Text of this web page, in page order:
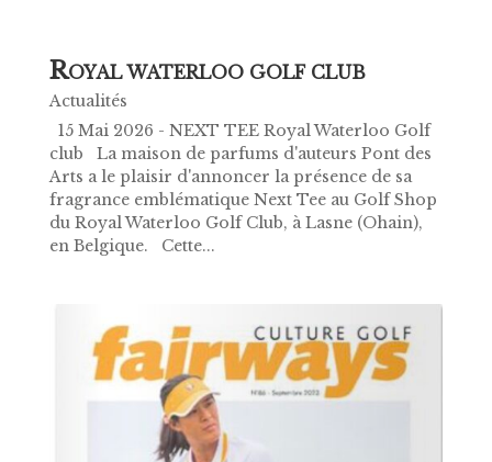
ROYAL WATERLOO GOLF CLUB
Actualités
15 Mai 2026 - NEXT TEE Royal Waterloo Golf
club La maison de parfums d'auteurs Pont des
Arts a le plaisir d'annoncer la présence de sa
fragrance emblématique Next Tee au Golf Shop
du Royal Waterloo Golf Club, à Lasne (Ohain),
en Belgique. Cette...